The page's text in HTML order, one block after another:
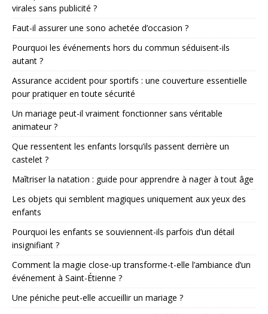
virales sans publicité ?
Faut-il assurer une sono achetée d’occasion ?
Pourquoi les événements hors du commun séduisent-ils
autant ?
Assurance accident pour sportifs : une couverture essentielle
pour pratiquer en toute sécurité
Un mariage peut-il vraiment fonctionner sans véritable
animateur ?
Que ressentent les enfants lorsqu’ils passent derrière un
castelet ?
Maîtriser la natation : guide pour apprendre à nager à tout âge
Les objets qui semblent magiques uniquement aux yeux des
enfants
Pourquoi les enfants se souviennent-ils parfois d’un détail
insignifiant ?
Comment la magie close-up transforme-t-elle l’ambiance d’un
événement à Saint-Étienne ?
Une péniche peut-elle accueillir un mariage ?